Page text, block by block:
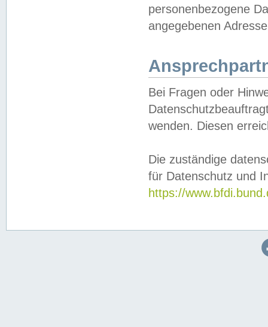
personenbezogene
angegebenen
Bei Fragen oder
wenden. Diesen
Die zuständige
für Datenschutz und
https://